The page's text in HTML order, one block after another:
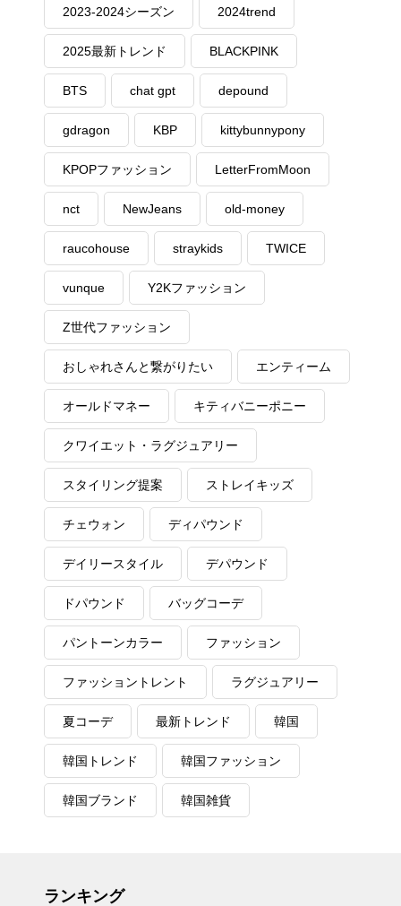
2023-2024シーズン 2024trend
2025最新トレンド BLACKPINK
BTS chat gpt depound
gdragon KBP kittybunnypony
KPOPファッション LetterFromMoon
nct NewJeans old-money
raucohouse straykids TWICE
vunque Y2Kファッション
Z世代ファッション
おしゃれさんと繋がりたい エンティーム
オールドマネー キティバニーポニー
クワイエット・ラグジュアリー
スタイリング提案 ストレイキッズ
チェウォン ディパウンド
デイリースタイル デパウンド
ドパウンド バッグコーデ
パントーンカラー ファッション
ファッショントレント ラグジュアリー
夏コーデ 最新トレンド 韓国
韓国トレンド 韓国ファッション
韓国ブランド 韓国雑貨
ランキング